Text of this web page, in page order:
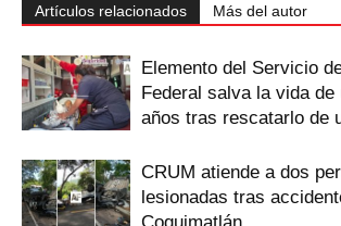
Artículos relacionados Más del autor
Elemento del Servicio
Federal salva la vida de
años tras rescatarlo de
CRUM atiende a dos
lesionadas tras